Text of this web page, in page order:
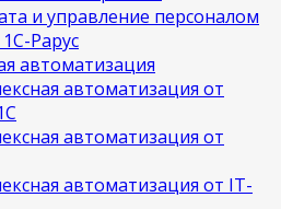
и управление персоналом
Рарус
автоматизация
автоматизация от
автоматизация от
автоматизация от IT-